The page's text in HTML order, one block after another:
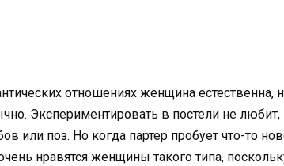
отношениях женщина естественна,
Экспериментировать в постели не любит,
или поз. Но когда партер пробует что-то
нравятся женщины такого типа,